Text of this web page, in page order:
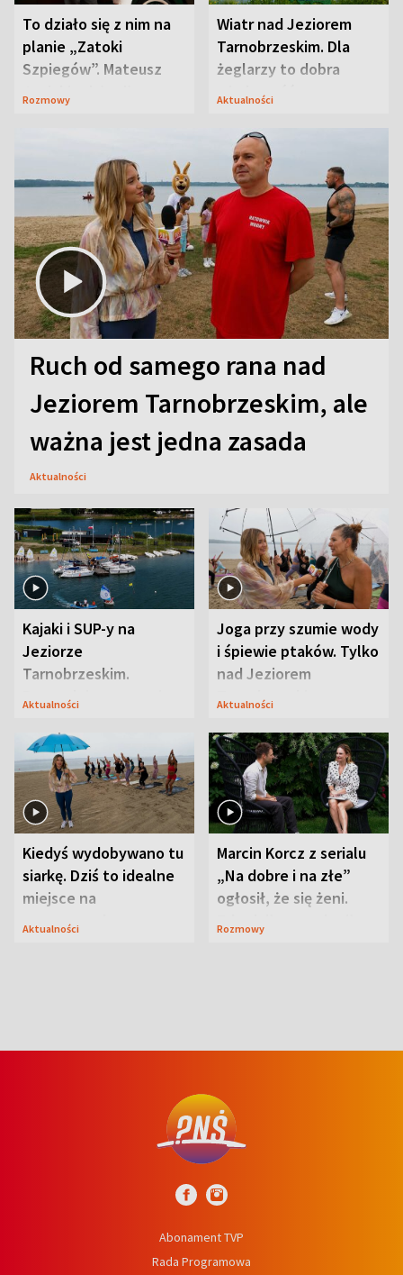
To działo się z nim na
planie „Zatoki
Szpiegów”. Mateusz
Janicki odsłonił
Rozmowy
Wiatr nad Jeziorem
Tarnobrzeskim. Dla
żeglarzy to dobra
wiadomość
Aktualności
Ruch od samego rana nad
Jeziorem Tarnobrzeskim, ale
ważna jest jedna zasada
Aktualności
Kajaki i SUP-y na
Jeziorze
Tarnobrzeskim.
Przyrodnicy zwracają
Aktualności
Joga przy szumie wody
i śpiewie ptaków. Tylko
nad Jeziorem
Tarnobrzeskim
Aktualności
Kiedyś wydobywano tu
siarkę. Dziś to idealne
miejsce na
wypoczynek
Aktualności
Marcin Korcz z serialu
„Na dobre i na złe”
ogłosił, że się żeni.
Zdradził, co zmienił
Rozmowy
Abonament TVP
Rada Programowa